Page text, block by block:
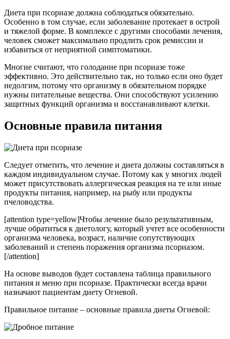
Диета при псориазе должна соблюдаться обязательно.
Особенно в том случае, если заболевание протекает в острой
и тяжелой форме. В комплексе с другими способами лечения,
человек сможет максимально продлить срок ремиссии и
избавиться от неприятной симптоматики.
Многие считают, что голодание при псориазе тоже
эффективно. Это действительно так, но только если оно будет
недолгим, потому что организму в обязательном порядке
нужны питательные вещества. Они способствуют усилению
защитных функций организма и восстанавливают клетки.
Основные правила питания
Следует отметить, что лечение и диета должны составляться в
каждом индивидуальном случае. Потому как у многих людей
может присутствовать аллергическая реакция на те или иные
продукты питания, например, на рыбу или продукты
пчеловодства.
[attention type=yellow]Чтобы лечение было результативным,
лучше обратиться к диетологу, который учтет все особенности
организма человека, возраст, наличие сопутствующих
заболеваний и степень поражения организма псориазом.
[/attention]
На основе выводов будет составлена таблица правильного
питания и меню при псориазе. Практически всегда врачи
назначают пациентам диету Огневой.
Правильное питание – основные правила диеты Огневой: